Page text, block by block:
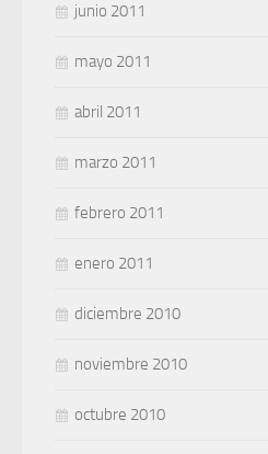
junio 2011
mayo 2011
abril 2011
marzo 2011
febrero 2011
enero 2011
diciembre 2010
noviembre 2010
octubre 2010